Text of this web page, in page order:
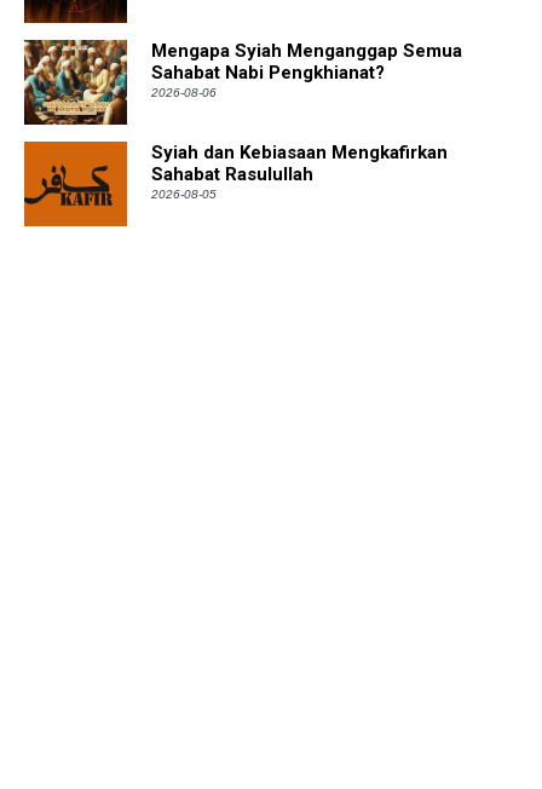
Mengapa Syiah Menganggap Semua
Sahabat Nabi Pengkhianat?
2026-08-06
Syiah dan Kebiasaan Mengkafirkan
Sahabat Rasulullah
2026-08-05